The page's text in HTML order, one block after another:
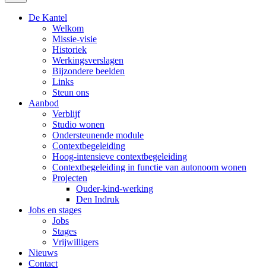
De Kantel
Welkom
Missie-visie
Historiek
Werkingsverslagen
Bijzondere beelden
Links
Steun ons
Aanbod
Verblijf
Studio wonen
Ondersteunende module
Contextbegeleiding
Hoog-intensieve contextbegeleiding
Contextbegeleiding in functie van autonoom wonen
Projecten
Ouder-kind-werking
Den Indruk
Jobs en stages
Jobs
Stages
Vrijwilligers
Nieuws
Contact